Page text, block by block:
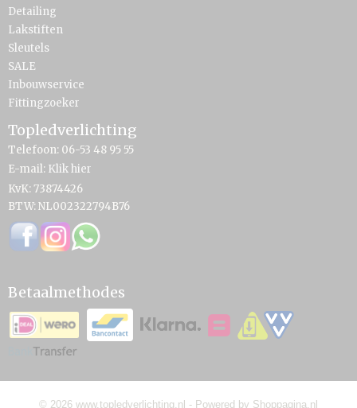
Detailing
Lakstiften
Sleutels
SALE
Inbouwservice
Fittingzoeker
Topledverlichting
Telefoon: 06-53 48 95 55
E-mail: Klik hier
KvK: 73874426
BTW: NL002322794B76
Betaalmethodes
© 2026 www.topledverlichting.nl - Powered by Shoppagina.nl